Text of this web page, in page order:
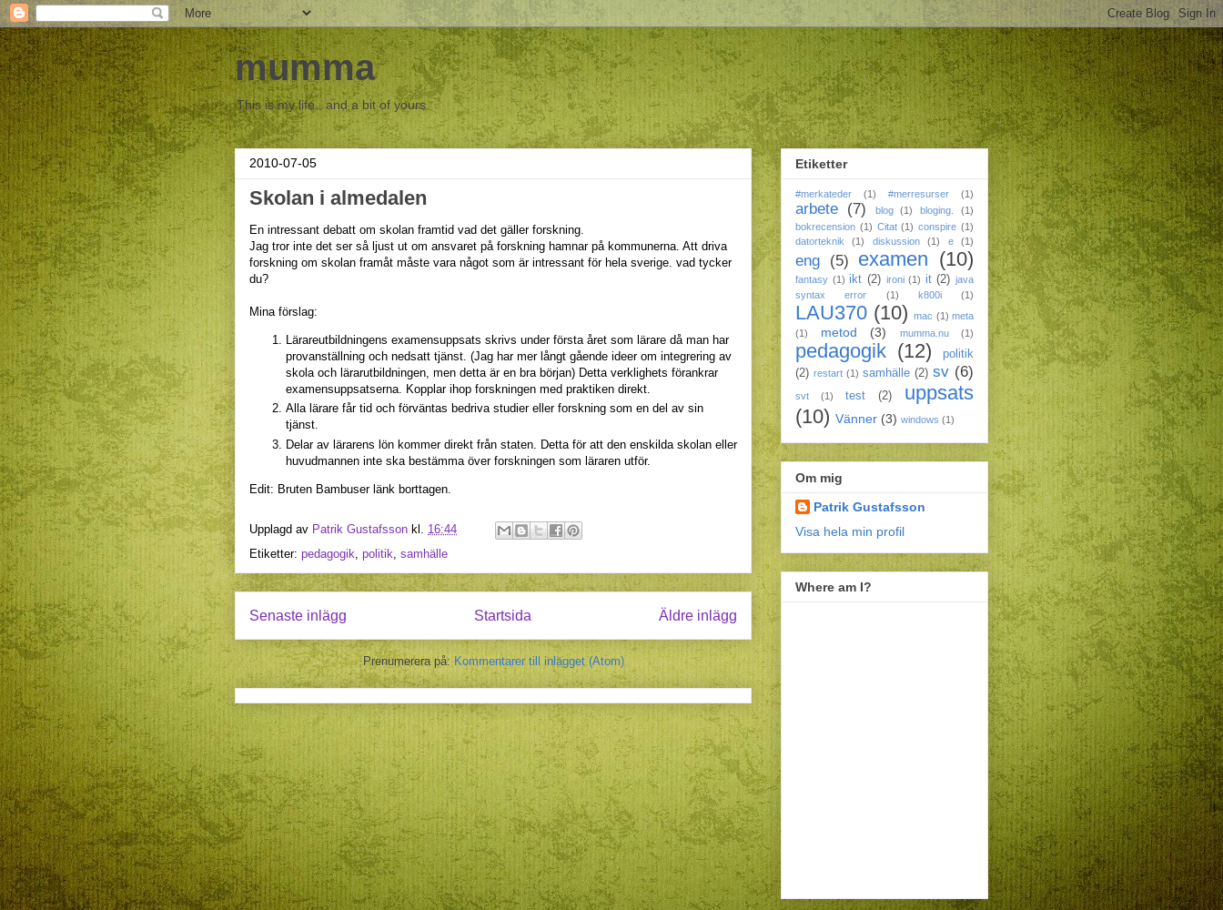
mumma
This is my life.. and a bit of yours.
2010-07-05
Skolan i almedalen
En intressant debatt om skolan framtid vad det gäller forskning.
Jag tror inte det ser så ljust ut om ansvaret på forskning hamnar på kommunerna. Att driva
forskning om skolan framåt måste vara något som är intressant för hela sverige. vad tycker
du?
Mina förslag:
Lärareutbildningens examensuppsats skrivs under första året som lärare då man har
provanställning och nedsatt tjänst. (Jag har mer långt gående ideer om integrering av
skola och lärarutbildningen, men detta är en bra början) Detta verklighets förankrar
examensuppsatserna. Kopplar ihop forskningen med praktiken direkt.
Alla lärare får tid och förväntas bedriva studier eller forskning som en del av sin
tjänst.
Delar av lärarens lön kommer direkt från staten. Detta för att den enskilda skolan eller
huvudmannen inte ska bestämma över forskningen som läraren utför.
Edit: Bruten Bambuser länk borttagen.
Upplagd av Patrik Gustafsson kl. 16:44
Etiketter: pedagogik politik samhälle
Senaste inlägg Äldre inlägg
Startsida
Prenumerera på: Kommentarer till inlägget (Atom)
Etiketter
#merkateder (1) #merresurser (1)
arbete (7) blog (1) bloging.
(1)
bokrecension (1) Citat (1) conspire (1)
datorteknik
(1) diskussion (1) e (1)
eng (5) examen (10)
fantasy (1) ikt (2) ironi (1) it (2) java
syntax error
(1) k800i (1)
LAU370 (10) mac (1) meta
(1)
metod (3) mumma.nu (1)
pedagogik (12)
politik
(2) restart (1) samhälle (2) sv (6)
svt (1) test (2)
uppsats
(10) Vänner (3) windows (1)
Om mig
Patrik Gustafsson
Visa hela min profil
Where am I?